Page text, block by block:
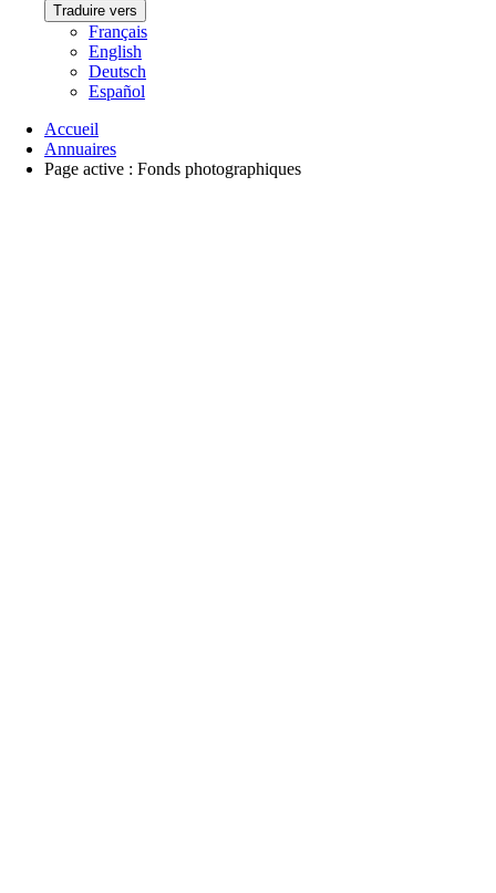
Traduire vers
Français
English
Deutsch
Español
Accueil
Annuaires
Page active : Fonds photographiques